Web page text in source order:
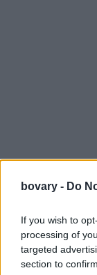
bovary - Do
If you wish to
processing of
targeted
section to